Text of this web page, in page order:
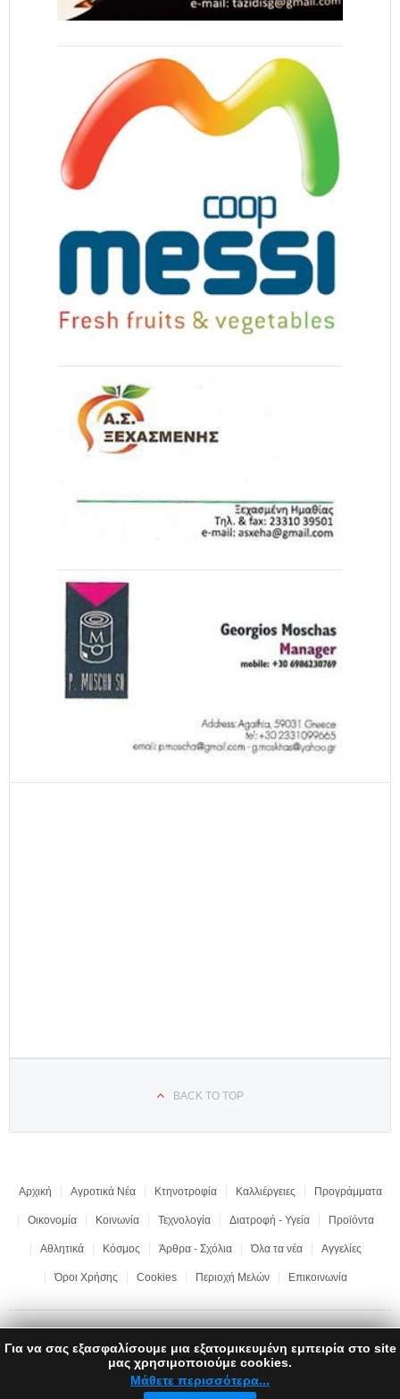
BACK TO TOP
Αρχική Αγροτικά Νέα Κτηνοτροφία Καλλιέργειες Προγράμματα
Οικονομία Κοινωνία Τεχνολογία Διατροφή - Υγεία Προϊόντα
Αθλητικά Κόσμος Άρθρα - Σχόλια Όλα τα νέα Αγγελίες
Όροι Χρήσης Cookies Περιοχή Μελών Επικοινωνία
Copyright © 2017 "Ημαθιώτικη Γη" | All rights reserved | Development by
LEONweb
Για να σας εξασφαλίσουμε μια εξατομικευμένη εμπειρία στο site
μας χρησιμοποιούμε cookies.
Μάθετε περισσότερα...